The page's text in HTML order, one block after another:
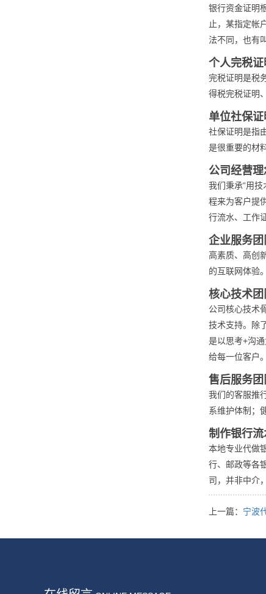
银行资金证明
止，某指定帐
法不同，也有
个人完税证
完税证明是税
得税完税证明
单位社保证
社保证明是指
是很重要的材
公司经营理
我们秉承“用
程来为客户提
行流水、工作
企业服务团
高素质、高创
的互联网体验
核心技术团
公司核心技术
技术支持。除
是以思考+沟
给每一位客户。
售后服务团
我们的客服推
系维护体制；
制作银行流
本地专业代做
行、邮政等各
司，并非中介
上一篇： 宁波